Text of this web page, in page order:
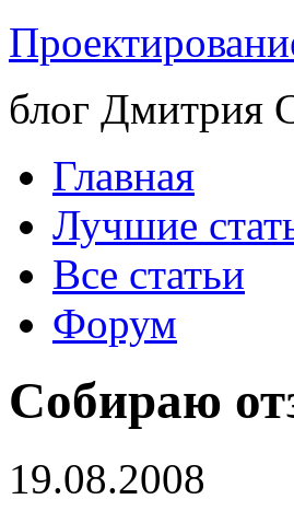
блог Дмитрия
Главная
Лучшие
Все статьи
Форум
Собираю
19.08.2008